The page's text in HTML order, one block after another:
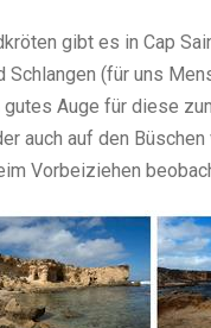
gibt es in Cap
Schlangen (für uns
Auge für diese
auch auf den
Vorbeiziehen